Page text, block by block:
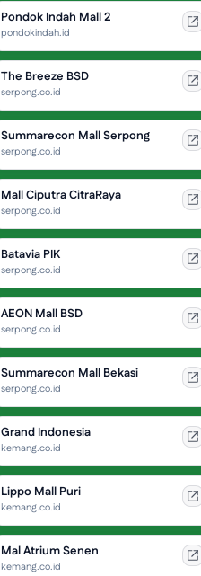
Pondok Indah Mall 2
pondokindah.id
The Breeze BSD
serpong.co.id
Summarecon Mall Serpong
serpong.co.id
Mall Ciputra CitraRaya
serpong.co.id
Batavia PIK
serpong.co.id
AEON Mall BSD
serpong.co.id
Summarecon Mall Bekasi
serpong.co.id
Grand Indonesia
kemang.co.id
Lippo Mall Puri
kemang.co.id
Mal Atrium Senen
kemang.co.id